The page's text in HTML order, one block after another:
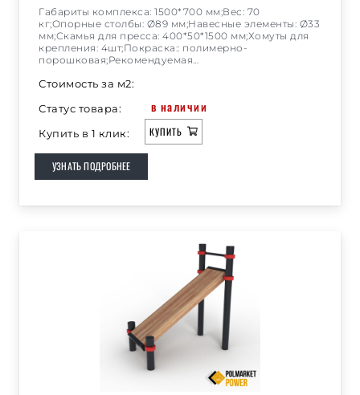
Габариты комплекса: 1500*700 мм;Вес: 70
кг;Опорные столбы: Ø89 мм;Навесные элементы: Ø33
мм;Скамья для пресса: 400*50*1500 мм;Хомуты для
крепления: 4шт;Покраска:: полимерно-
порошковая;Рекомендуемая…
Стоимость за м2:
Статус товара:
в наличии
Купить в 1 клик: КУПИТЬ
УЗНАТЬ ПОДРОБНЕЕ